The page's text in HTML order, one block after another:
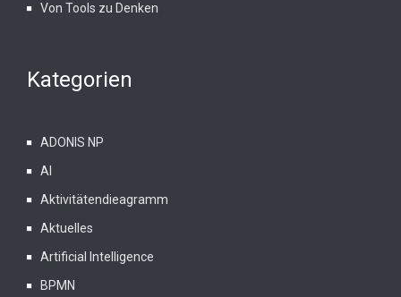
Von Tools zu Denken
Kategorien
ADONIS NP
AI
Aktivitätendieagramm
Aktuelles
Artificial Intelligence
BPMN